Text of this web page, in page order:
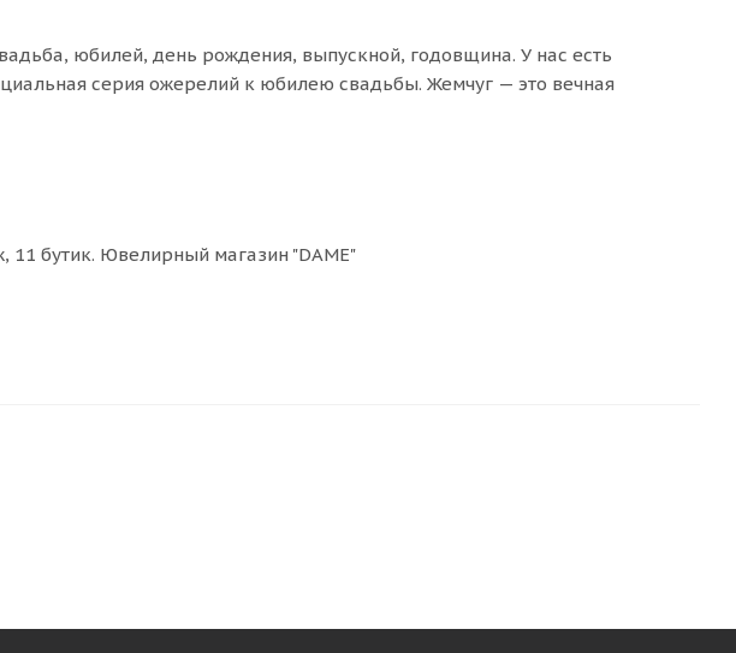
юбилей, день рождения, выпускной, годовщина. У нас есть
серия ожерелий к юбилею свадьбы. Жемчуг — это вечная
11 бутик. Ювелирный магазин "DAME"